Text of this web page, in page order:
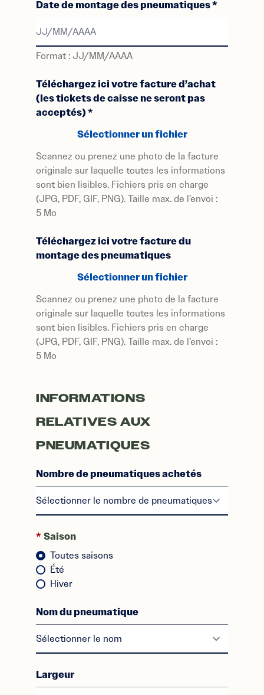
Date de montage des pneumatiques*
Format : JJ/MM/AAAA
Téléchargez ici votre facture d’achat
(les tickets de caisse ne seront pas
acceptés)*
Sélectionner un fichier
Scannez ou prenez une photo de la facture
originale sur laquelle toutes les informations
sont bien lisibles. Fichiers pris en charge
(JPG, PDF, GIF, PNG). Taille max. de l’envoi :
5 Mo
Téléchargez ici votre facture du
montage des pneumatiques
Sélectionner un fichier
Scannez ou prenez une photo de la facture
originale sur laquelle toutes les informations
sont bien lisibles. Fichiers pris en charge
(JPG, PDF, GIF, PNG). Taille max. de l’envoi :
5 Mo
INFORMATIONS
RELATIVES AUX
PNEUMATIQUES
Nombre de pneumatiques achetés
* Saison
Toutes saisons
Été
Hiver
Nom du pneumatique
Largeur